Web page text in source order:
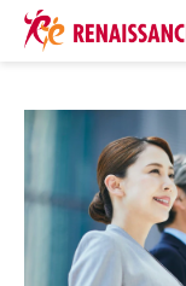
課題・目的からサービ